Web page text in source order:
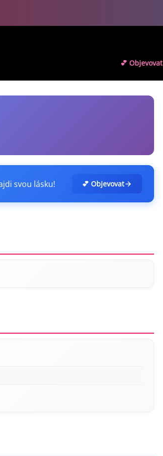
💕 Objevovat
svou lásku! 💕 Objevovat